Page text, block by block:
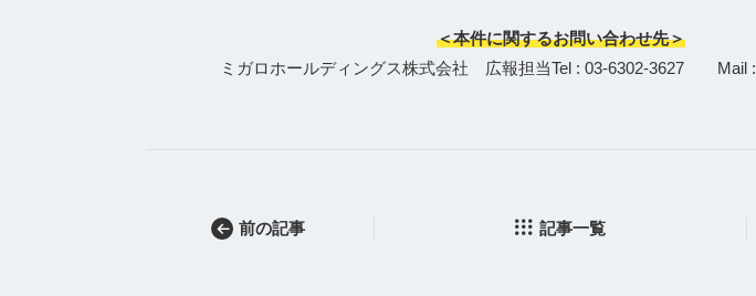
＜本件に関するお問い合わせ先＞
ミガロホールディングス株式会社 広報担当Tel : 03-6302-3627 Mail :
前の記事 記事一覧